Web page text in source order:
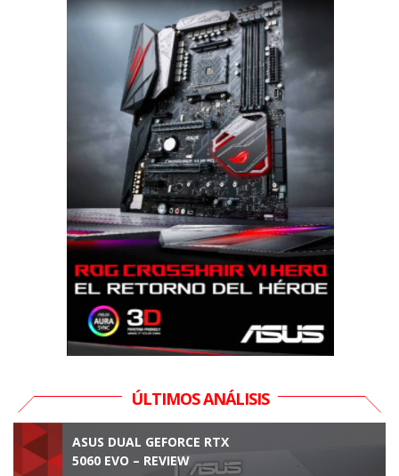
ÚLTIMOS ANÁLISIS
ASUS DUAL GEFORCE RTX
5060 EVO – REVIEW